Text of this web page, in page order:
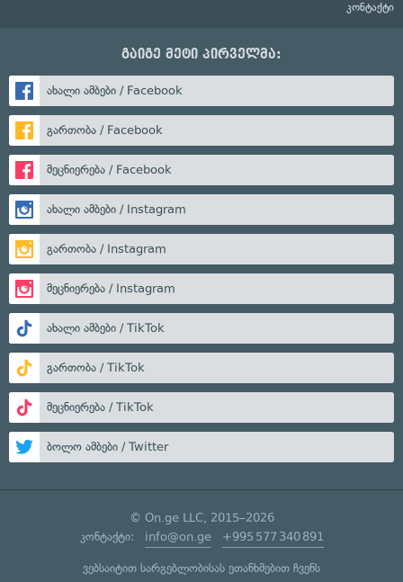
კონტაქტი
გაიგე მეტი პირველმა:
ახალი ამბები / Facebook
გართობა / Facebook
მეცნიერება / Facebook
ახალი ამბები / Instagram
გართობა / Instagram
მეცნიერება / Instagram
ახალი ამბები / TikTok
გართობა / TikTok
მეცნიერება / TikTok
ბოლო ამბები / Twitter
© On.ge LLC, 2015–2026
კონტაქტი: info@on.ge +995 577 340 891
ვებსაიტით სარგებლობისას ეთანხმებით ჩვენს